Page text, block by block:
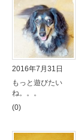
2016年7月31日
もっと遊びたい
ね。。。
(0)